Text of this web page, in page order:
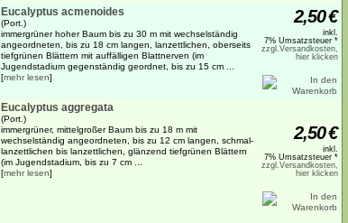
Eucalyptus acmenoides
(Port.)
immergrüner hoher Baum bis zu 30 m mit wechselständig
angeordneten, bis zu 18 cm langen, lanzettlichen, oberseits
tiefgrünen Blättern mit auffälligen Blattnerven (im
Jugendstadium gegenständig geordnet, bis zu 15 cm ...
[mehr lesen]
2,50€
inkl.
7% Umsatzsteuer *
zzgl.Versandkosten,
hier klicken
Eucalyptus aggregata
(Port.)
immergrüner, mittelgroßer Baum bis zu 18 m mit
wechselständig angeordneten, bis zu 12 cm langen, schmal-
lanzettlichen bis lanzettlichen, glänzend tiefgrünen Blättern
(im Jugendstadium, bis zu 7 cm ...
[mehr lesen]
2,50€
inkl.
7% Umsatzsteuer *
zzgl.Versandkosten,
hier klicken